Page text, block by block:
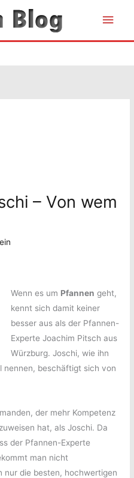
– Von wem
Wenn es um Pfannen geht,
kennt sich damit keiner
besser aus als der Pfannen-
Experte Joachim Pitsch aus
Würzburg. Joschi, wie ihn
nennen, beschäftigt sich von
der mehr Kompetenz
hat, als Joschi. Da
der Pfannen-Experte
man nicht
nur die besten, hochwertigen